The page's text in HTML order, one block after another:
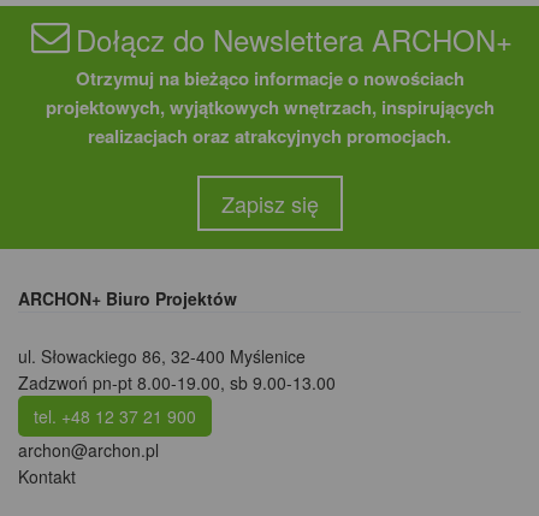
Dołącz do Newslettera ARCHON+
Otrzymuj na bieżąco informacje o nowościach
projektowych, wyjątkowych wnętrzach, inspirujących
realizacjach oraz atrakcyjnych promocjach.
Zapisz się
ARCHON+ Biuro Projektów
ul. Słowackiego 86, 32-400 Myślenice
Zadzwoń pn-pt 8.00-19.00, sb 9.00-13.00
tel. +48 12 37 21 900
archon@archon.pl
Kontakt